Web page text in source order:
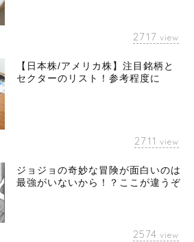
2717 view
【日本株/アメリカ株】注目銘柄と
セクターのリスト！参考程度に
2711 view
ジョジョの奇妙な冒険が面白いのは
最強がいないから！？ここが違うぞ
2574 view